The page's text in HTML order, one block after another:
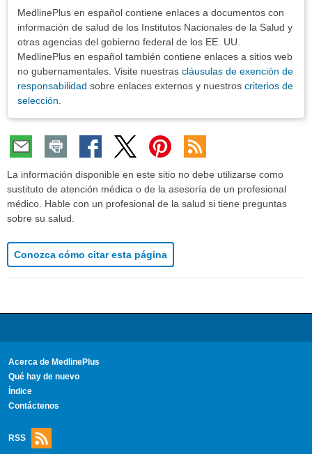
MedlinePlus en español contiene enlaces a documentos con
información de salud de los Institutos Nacionales de la Salud y
otras agencias del gobierno federal de los EE. UU.
MedlinePlus en español también contiene enlaces a sitios web
no gubernamentales. Visite nuestras cláusulas de exención de
responsabilidad sobre enlaces externos y nuestros criterios de
selección
La información disponible en este sitio no debe utilizarse como
sustituto de atención médica o de la asesoría de un profesional
médico. Hable con un profesional de la salud si tiene preguntas
sobre su salud.
Conozca cómo citar esta página
Acerca de MedlinePlus
Qué hay de nuevo
Índice
Contáctenos
RSS